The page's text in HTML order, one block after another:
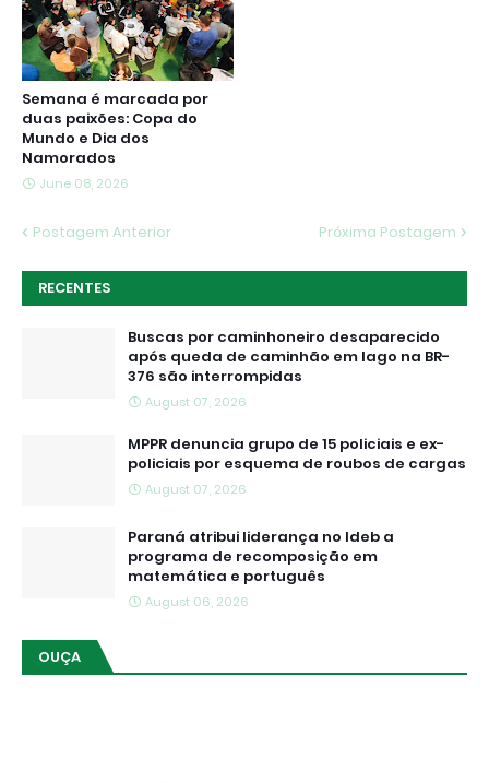
Semana é marcada por
duas paixões: Copa do
Mundo e Dia dos
Namorados
June 08, 2026
Postagem Anterior Próxima Postagem
RECENTES
Buscas por caminhoneiro desaparecido
após queda de caminhão em lago na BR-
376 são interrompidas
August 07, 2026
MPPR denuncia grupo de 15 policiais e ex-
policiais por esquema de roubos de cargas
August 07, 2026
Paraná atribui liderança no Ideb a
programa de recomposição em
matemática e português
August 06, 2026
OUÇA